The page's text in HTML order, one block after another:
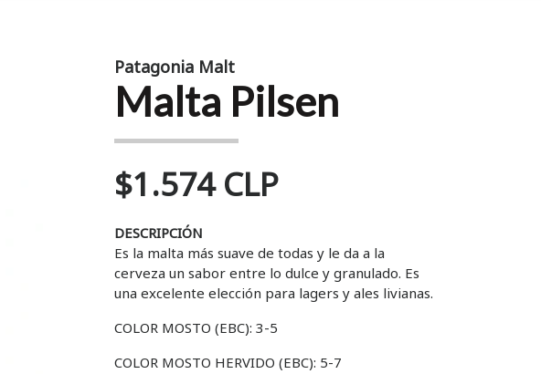
Patagonia Malt
Malta Pilsen
$1.574 CLP
DESCRIPCIÓN
Es la malta más suave de todas y le da a la
cerveza un sabor entre lo dulce y granulado. Es
una excelente elección para lagers y ales livianas.
COLOR MOSTO (EBC): 3-5
COLOR MOSTO HERVIDO (EBC): 5-7